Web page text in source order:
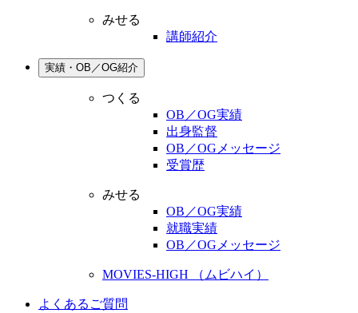
みせる
講師紹介
実績・OB／OG紹介
つくる
OB／OG実績
出身監督
OB／OGメッセージ
受賞歴
みせる
OB／OG実績
就職実績
OB／OGメッセージ
MOVIES-HIGH （ムビハイ）
よくあるご質問